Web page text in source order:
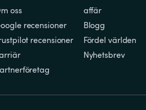
oss
recensioner
recensioner
affär
Blogg
Fördel världen
Nyhetsbrev